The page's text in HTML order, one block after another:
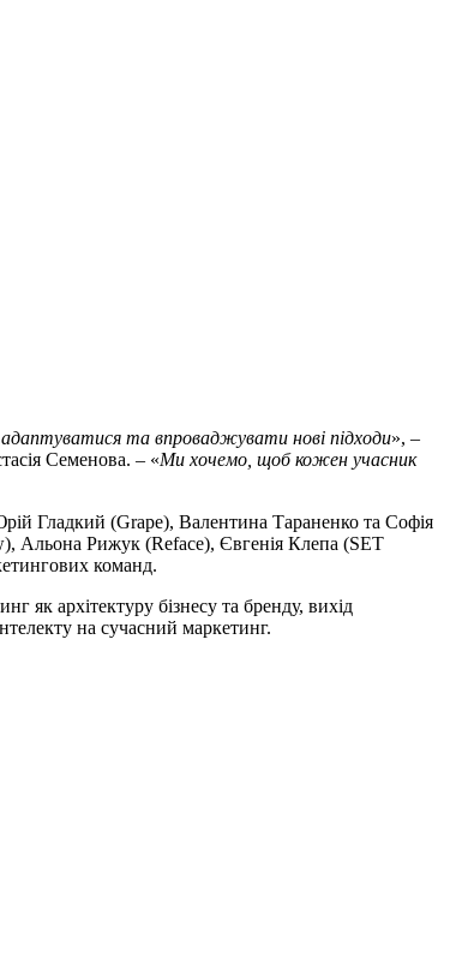
та впроваджувати нові підходи», –
Семенова. – «Ми хочемо, щоб кожен учасник
Гладкий (Grape), Валентина Тараненко та Софія
Альона Рижук (Reface), Євгенія Клепа (SET
команд.
як архітектуру бізнесу та бренду, вихід
на сучасний маркетинг.